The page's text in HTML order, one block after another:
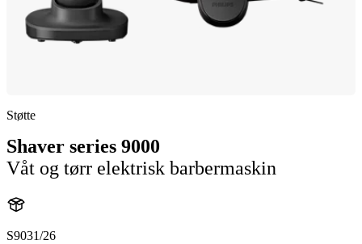
Støtte
Shaver series 9000
Våt og tørr elektrisk barbermaskin
S9031/26